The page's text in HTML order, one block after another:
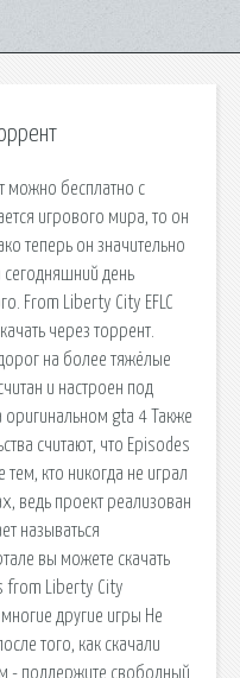
можно бесплатно с
игрового мира, то он
теперь он значительно
день
From Liberty City EFLC
через торрент.
на более тяжёлые
и настроен под
оригинальном gta 4 Также
считают, что Episodes
кто никогда не играл
ведь проект реализован
называться
вы можете скачать
from Liberty City
другие игры Не
того, как скачали
- поддержите свободный